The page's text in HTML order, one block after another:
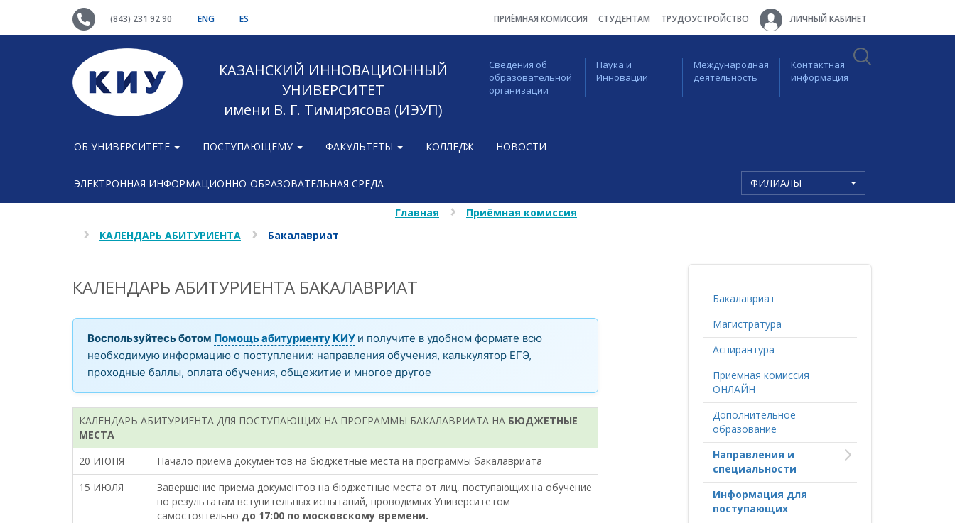
(843) 231 92 90 ENG ES ПРИЁМНАЯ КОМИССИЯ СТУДЕНТАМ ТРУДОУСТРОЙСТВО ЛИЧНЫЙ КАБИНЕТ
КАЗАНСКИЙ ИННОВАЦИОННЫЙ
УНИВЕРСИТЕТ
имени В. Г. Тимирясова (ИЭУП)
Сведения об
образовательной
организации
Наука и
Инновации
Международная
деятельность
Контактная
информация
ОБ УНИВЕРСИТЕТЕ ПОСТУПАЮЩЕМУ ФАКУЛЬТЕТЫ КОЛЛЕДЖ НОВОСТИ
ЭЛЕКТРОННАЯ ИНФОРМАЦИОННО-ОБРАЗОВАТЕЛЬНАЯ СРЕДА ФИЛИАЛЫ
Главная
Приёмная комиссия
КАЛЕНДАРЬ АБИТУРИЕНТА
Бакалавриат
КАЛЕНДАРЬ АБИТУРИЕНТА БАКАЛАВРИАТ
Воспользуйтесь ботом Помощь абитуриенту КИУ и получите в удобном формате всю
необходимую информацию о поступлении: направления обучения, калькулятор ЕГЭ,
проходные баллы, оплата обучения, общежитие и многое другое
КАЛЕНДАРЬ АБИТУРИЕНТА ДЛЯ ПОСТУПАЮЩИХ НА ПРОГРАММЫ БАКАЛАВРИАТА НА БЮДЖЕТНЫЕ
МЕСТА
20 ИЮНЯ
Начало приема документов на бюджетные места на программы бакалавриата
15 ИЮЛЯ
Завершение приема документов на бюджетные места от лиц, поступающих на обучение
по результатам вступительных испытаний, проводимых Университетом
самостоятельно до 17:00 по московскому времени.
Бакалавриат
Магистратура
Аспирантура
Приемная комиссия
ОНЛАЙН
Дополнительное
образование
Направления и
специальности
Информация для
поступающих